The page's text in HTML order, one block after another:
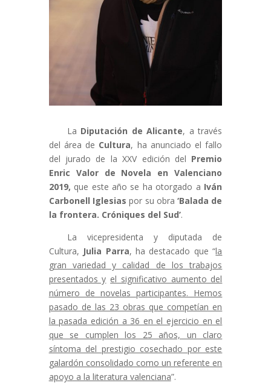
La Diputación de Alicante, a través
del área de Cultura, ha anunciado el fallo
del jurado de la XXV edición del Premio
Enric Valor de Novela en Valenciano
2019, que este año se ha otorgado a Iván
Carbonell Iglesias por su obra‘Balada de
la frontera. Cróniques del Sud’.
La vicepresidenta y diputada de
Cultura, Julia Parra, ha destacado que “la
gran variedad y calidad de los trabajos
presentados y el significativo aumento del
número de novelas participantes. Hemos
pasado de las 23 obras que competían en
la pasada edición a 36 en el ejercicio en el
que se cumplen los 25 años, un claro
síntoma del prestigio cosechado por este
galardón consolidado como un referente en
apoyo a la literatura valenciana”.